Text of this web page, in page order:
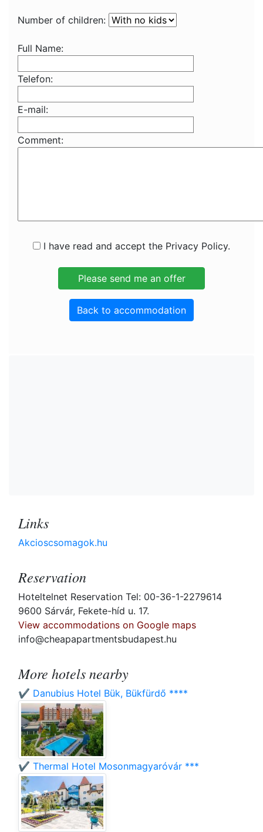
Number of children:
Full Name:
Telefon:
E-mail:
Comment:
I have read and accept the Privacy Policy.
Back to accommodation
Links
Akcioscsomagok.hu
Reservation
Hoteltelnet Reservation Tel: 00-36-1-2279614
9600 Sárvár, Fekete-híd u. 17.
View accommodations on Google maps
info@cheapapartmentsbudapest.hu
More hotels nearby
✔️ Danubius Hotel Bük, Bükfürdő ****
✔️ Thermal Hotel Mosonmagyaróvár ***